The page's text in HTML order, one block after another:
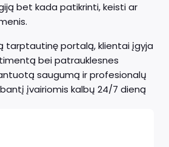
bet kada patikrinti, keisti ar
tarptautinę portalą, klientai įgyja
bei patrauklesnes
saugumą ir profesionalų
įvairiomis kalbų 24/7 dieną